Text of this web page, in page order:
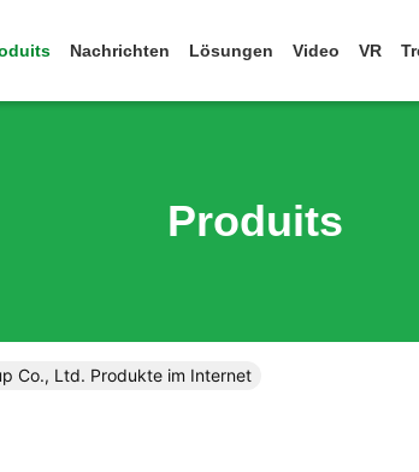
Nachrichten Lösungen Video VR
Produits
Co., Ltd. Produkte im Internet